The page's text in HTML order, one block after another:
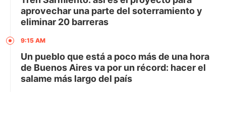
aprovechar una parte del soterramiento y
eliminar 20 barreras
9:15 AM
Un pueblo que está a poco más de una hora
de Buenos Aires va por un récord: hacer el
salame más largo del país